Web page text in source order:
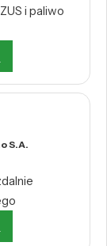
i paliwo
S.A.